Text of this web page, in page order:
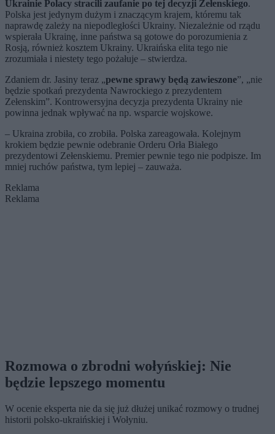
Ukrainie Polacy stracili zaufanie po tej decyzji Zełenskiego.
Polska jest jedynym dużym i znaczącym krajem, któremu tak
naprawdę zależy na niepodległości Ukrainy. Niezależnie od rządu
wspierała Ukrainę, inne państwa są gotowe do porozumienia z
Rosją, również kosztem Ukrainy. Ukraińska elita tego nie
zrozumiała i niestety tego pożałuje – stwierdza.
Zdaniem dr. Jasiny teraz „pewne sprawy będą zawieszone”, „nie
będzie spotkań prezydenta Nawrockiego z prezydentem
Zełenskim”. Kontrowersyjna decyzja prezydenta Ukrainy nie
powinna jednak wpływać na np. wsparcie wojskowe.
– Ukraina zrobiła, co zrobiła. Polska zareagowała. Kolejnym
krokiem będzie pewnie odebranie Orderu Orła Białego
prezydentowi Zełenskiemu. Premier pewnie tego nie podpisze. Im
mniej ruchów państwa, tym lepiej – zauważa.
Reklama
Reklama
Rozmowa o zbrodni wołyńskiej: Nie
będzie lepszego momentu
W ocenie eksperta nie da się już dłużej unikać rozmowy o trudnej
historii polsko-ukraińskiej i Wołyniu.